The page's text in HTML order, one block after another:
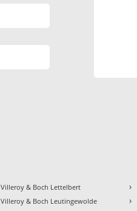
Villeroy & Boch Lettelbert
Villeroy & Boch Leutingewolde
›
›